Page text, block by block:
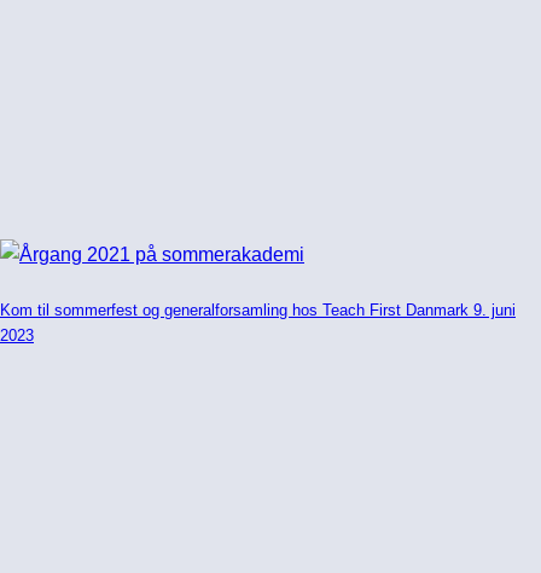
Kom til sommerfest og generalforsamling hos Teach First Danmark 9. juni
2023